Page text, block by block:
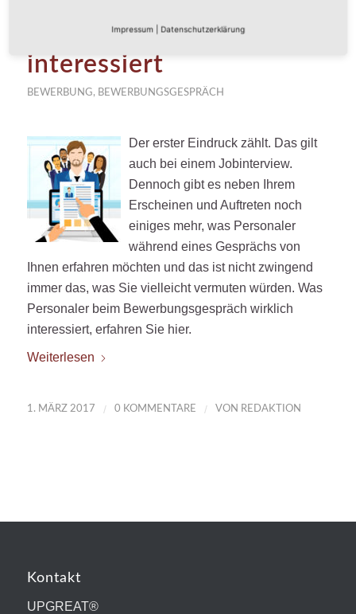
Personaler wirklich
interessiert
BEWERBUNG, BEWERBUNGSGESPRÄCH
Der erster Eindruck zählt. Das gilt
auch bei einem Jobinterview.
Dennoch gibt es neben Ihrem
Erscheinen und Auftreten noch
einiges mehr, was Personaler
während eines Gesprächs von
Ihnen erfahren möchten und das ist nicht zwingend
immer das, was Sie vielleicht vermuten würden. Was
Personaler beim Bewerbungsgespräch wirklich
interessiert, erfahren Sie hier.
Weiterlesen
1. MÄRZ 2017 / 0 KOMMENTARE / VON REDAKTION
Kontakt
UPGREAT®
Impressum Datenschutzerklärung